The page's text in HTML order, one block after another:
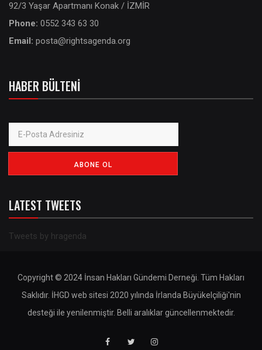
92/3 Yaşar Apartmanı Konak / İZMİR
Phone: 0552 343 63 30
Email: posta@rightsagenda.org
HABER BÜLTENI
LATEST TWEETS
Tweets by hragenda
Copyright © 2024 İnsan Hakları Gündemi Derneği. Tüm Hakları
Saklıdır. İHGD web sitesi 2020 yılında İrlanda Büyükelçiliği'nin
desteği ile yenilenmiştir. Belli aralıklar güncellenmektedir.